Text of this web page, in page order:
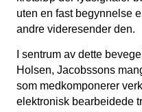
uten en fast begynnelse
andre videresender den.
I sentrum av dette
Holsen, Jacobssons
som medkomponerer
elektronisk bearbeidede